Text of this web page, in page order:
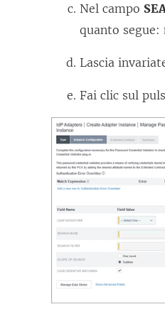
Nel campo
quanto
Lascia
Fai clic sul